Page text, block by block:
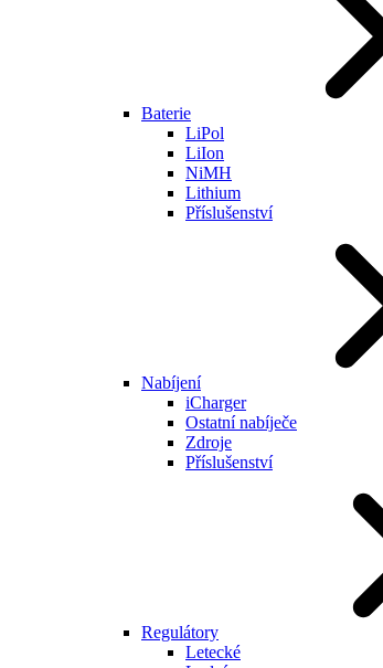
Baterie
LiPol
LiIon
NiMH
Lithium
Příslušenství
Nabíjení
iCharger
Ostatní nabíječe
Zdroje
Příslušenství
Regulátory
Letecké